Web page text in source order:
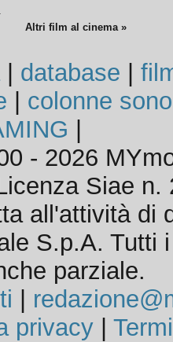
Altri film al cinema »
| database
colonne
- 2026
Siae n.
all'attività di
S.p.A. Tutti
parziale.
privacy|